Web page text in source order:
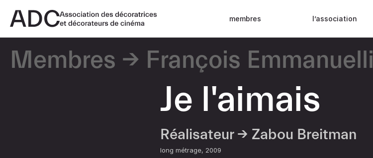
membres l’association
Membres François Emmanuelli
Je l'aimais
Réalisateur → Zabou Breitman
long métrage 2009